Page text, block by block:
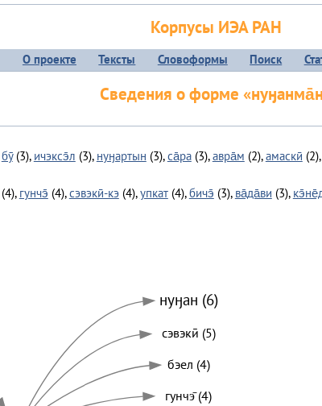
Корпусы ИЭА РАН
О проекте Тексты Словоформы Поиск
Сведения о форме
бӯ(3), ичэксэ̄л (3), нуӈартын (3),са̄ра(3),авра̄м (2),амаскӣ (2),
(4), гунчэ̄ (4),сэвэкӣ-кэ(4),упкат(4),бичэ̄ (3), ва̄да̄ви (3),
нуӈан (6)
сэвэкӣ (5)
бэел (4)
гунчэ̄ (4)